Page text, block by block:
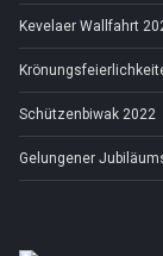
Kevelaer Wallfahrt
Schützenbiwak 2022
Gelungener